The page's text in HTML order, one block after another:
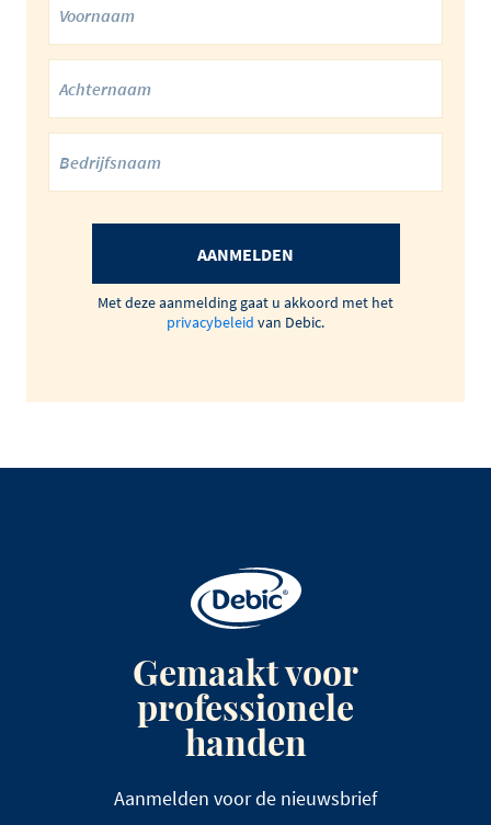
AANMELDEN
Met deze aanmelding gaat u akkoord met het
privacybeleid van Debic.
Gemaakt voor
professionele
handen
Aanmelden voor de nieuwsbrief